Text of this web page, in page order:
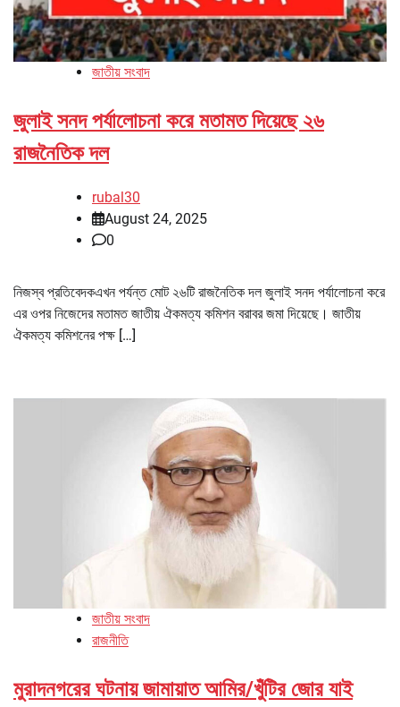
জাতীয় সংবাদ
জুলাই সনদ পর্যালোচনা করে মতামত দিয়েছে ২৬
রাজনৈতিক দল
rubal30
August 24, 2025
0
নিজস্ব প্রতিবেদকএখন পর্যন্ত মোট ২৬টি রাজনৈতিক দল জুলাই সনদ পর্যালোচনা করে
এর ওপর নিজেদের মতামত জাতীয় ঐকমত্য কমিশন বরাবর জমা দিয়েছে। জাতীয়
ঐকমত্য কমিশনের পক্ষ […]
জাতীয় সংবাদ
রাজনীতি
মুরাদনগরের ঘটনায় জামায়াত আমির/খুঁটির জোর যাই